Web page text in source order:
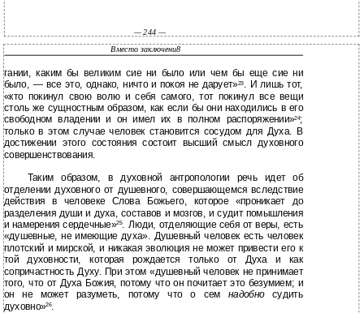
— 244 —
Вместо заключени8
гании, каким бы великим сие ни было или чем бы еще сие ни
было, — все это, однако, ничто и покоя не дарует»23. И лишь тот,
«кто покинул свою волю и себя самого, тот покинул все вещи
столь же сущностным образом, как если бы они находились в его
свободном владении и он имел их в полном распоряжении»24;
только в этом случае человек становится сосудом для Духа. В
достижении этого состояния состоит высший смысл духовного
совершенствования.
Таким образом, в духовной антропологии речь идет об
отделении духовного от душевного, совершающемся вследствие
действия в человеке Слова Божьего, которое «проникает до
разделения души и духа, составов и мозгов, и судит помышления
и намерения сердечные»25. Люди, отделяющие себя от веры, есть
«душевные, не имеющие духа». Душевный человек есть человек
плотский и мирской, и никакая эволюция не может привести его к
той духовности, которая рождается только от Духа и как
сопричастность Духу. При этом «душевный человек не принимает
того, что от Духа Божия, потому что он почитает это безумием; и
он не может разуметь, потому что о семнадобносудить
духовно»26.